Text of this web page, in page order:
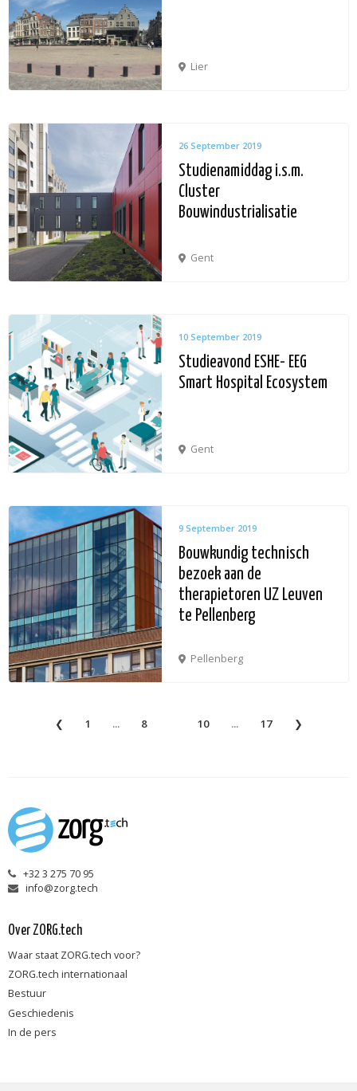
Lier
26 September 2019
Studienamiddag i.s.m.
Cluster
Bouwindustrialisatie
Gent
10 September 2019
Studieavond ESHE- EEG
Smart Hospital Ecosystem
Gent
9 September 2019
Bouwkundig technisch
bezoek aan de
therapietoren UZ Leuven
te Pellenberg
Pellenberg
1 ... 8 10 ... 17
+32 3 275 70 95
info@zorg.tech
Over ZORG.tech
Waar staat ZORG.tech voor?
ZORG.tech internationaal
Bestuur
Geschiedenis
In de pers